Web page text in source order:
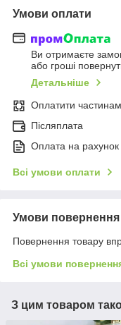
Умови оплати
Ви отримаєте
або гроші
Детальніше
Оплатити
Післяплата
Оплата на рахунок
Всі умови оплати
Умови повернення
Повернення товару
Всі умови
З цим товаром